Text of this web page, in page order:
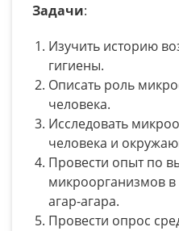
Задачи:
Изучить историю
гигиены.
Описать роль
человека.
Исследовать
человека и
Провести опыт по
микроорганизмов в
агар-агара.
Провести опрос